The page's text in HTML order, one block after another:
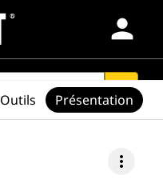
person
search
more_vert
Outils Présentation